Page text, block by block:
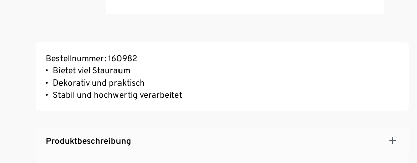
Bestellnummer: 160982
Bietet viel Stauraum
Dekorativ und praktisch
Stabil und hochwertig verarbeitet
Produktbeschreibung